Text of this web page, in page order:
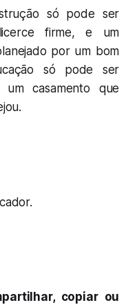
só pode ser
firme, e um
por um bom
só pode ser
casamento que
copiar ou